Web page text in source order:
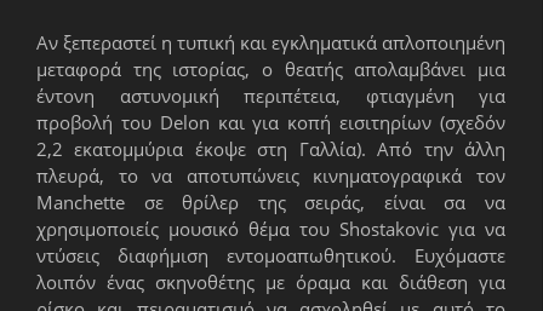
Αν ξεπεραστεί η τυπική και εγκληματικά απλοποιημένη
μεταφορά της ιστορίας, ο θεατής απολαμβάνει μια
έντονη αστυνομική περιπέτεια, φτιαγμένη για
προβολή του Delon και για κοπή εισιτηρίων (σχεδόν
2,2 εκατομμύρια έκοψε στη Γαλλία). Από την άλλη
πλευρά, το να αποτυπώνεις κινηματογραφικά τον
Manchette σε θρίλερ της σειράς, είναι σα να
χρησιμοποιείς μουσικό θέμα του Shostakovic για να
ντύσεις διαφήμιση εντομοαπωθητικού. Ευχόμαστε
λοιπόν ένας σκηνοθέτης με όραμα και διάθεση για